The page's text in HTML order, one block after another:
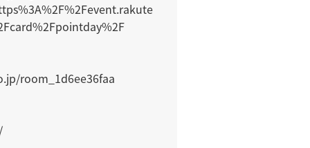
room_1d6ee36faa